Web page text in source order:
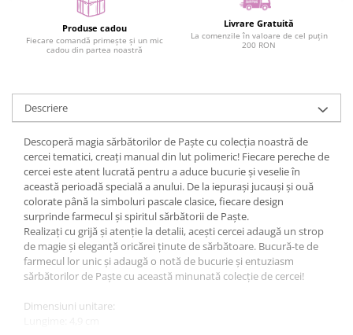
Produse cadou
Fiecare comandă primește și un mic
cadou din partea noastră
Livrare Gratuită
La comenzile în valoare de cel puțin
200 RON
Descriere
Descoperă magia sărbătorilor de Paște cu colecția noastră de
cercei tematici, creați manual din lut polimeric! Fiecare pereche de
cercei este atent lucrată pentru a aduce bucurie și veselie în
această perioadă specială a anului. De la iepurași jucauși și ouă
colorate până la simboluri pascale clasice, fiecare design
surprinde farmecul și spiritul sărbătorii de Paște.
Realizați cu grijă și atenție la detalii, acești cercei adaugă un strop
de magie și eleganță oricărei ținute de sărbătoare. Bucură-te de
farmecul lor unic și adaugă o notă de bucurie și entuziasm
sărbătorilor de Paște cu această minunată colecție de cercei!
Dimensiuni unitare: